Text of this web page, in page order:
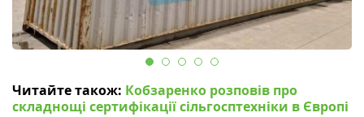
Читайте також: Кобзаренко розповів про
складнощі сертифікації сільгосптехніки в Європі